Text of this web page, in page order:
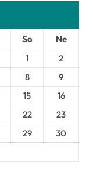
So
Ne
1
2
8
9
15
16
22
23
29
30